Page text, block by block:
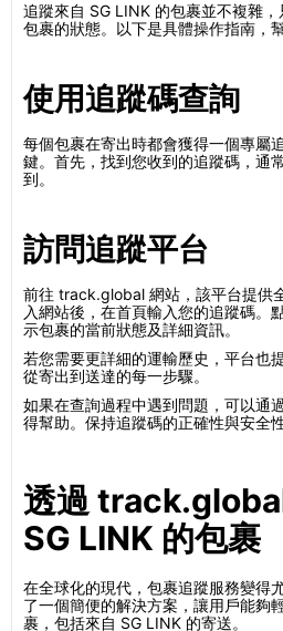
追蹤來自 SG LINK 的包裹並不複雜
包裹的狀態。以下是具體操作指南，
使用追蹤碼查詢
每個包裹在寄出時都會獲得一個專屬
鍵。首先，找到您收到的追蹤碼，通
到。
訪問追蹤平台
前往 track.global 網站，該平台提供
入網站後，在首頁輸入您的追蹤碼。
示包裹的當前狀態及詳細資訊。
若您需要更詳細的運輸歷史，平台也
從寄出到送達的每一步驟。
如果在查詢過程中遇到問題，可以通
得幫助。保持追蹤碼的正確性與安全
透過
SG LINK 的包裹
在全球化的現代，包裹追蹤服務變得
了一個簡便的解決方案，讓用戶能夠
裹，包括來自 SG LINK 的寄送。